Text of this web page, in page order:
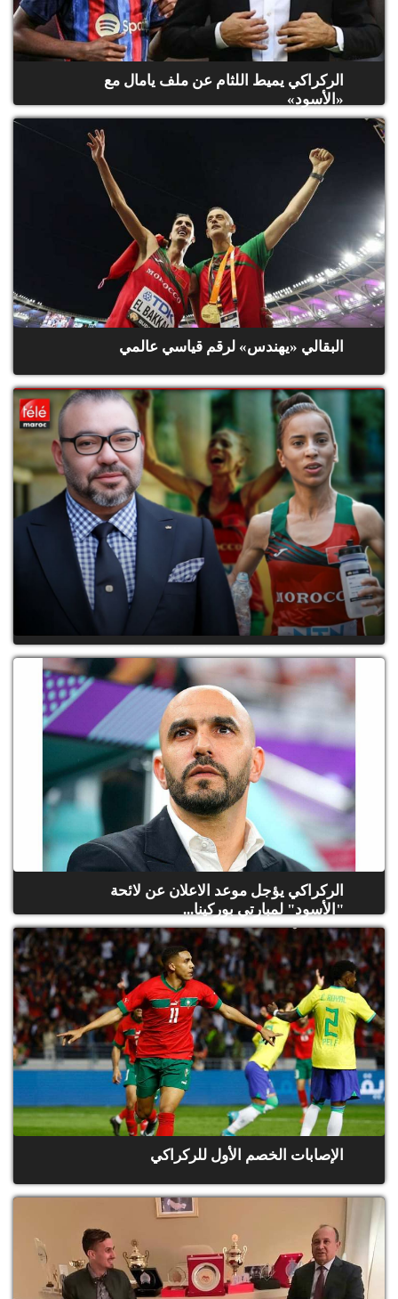
الركراكي يميط اللثام عن ملف يامال مع
«الأسود»
البقالي «يهندس» لرقم قياسي عالمي
الملك يهنئ العداءة فاطمة الزهراء كردادي
الركراكي يؤجل موعد الاعلان عن لائحة
"الأسود" لمبارتي بوركينا...
الإصابات الخصم الأول للركراكي